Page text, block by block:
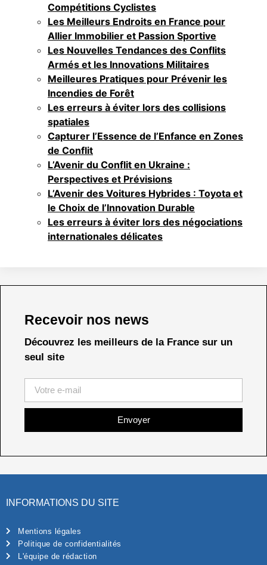
Compétitions Cyclistes
Les Meilleurs Endroits en France pour
Allier Immobilier et Passion Sportive
Les Nouvelles Tendances des Conflits
Armés et les Innovations Militaires
Meilleures Pratiques pour Prévenir les
Incendies de Forêt
Les erreurs à éviter lors des collisions
spatiales
Capturer l’Essence de l’Enfance en Zones
de Conflit
L’Avenir du Conflit en Ukraine :
Perspectives et Prévisions
L’Avenir des Voitures Hybrides : Toyota et
le Choix de l’Innovation Durable
Les erreurs à éviter lors des négociations
internationales délicates
Recevoir nos news
Découvrez les meilleurs de la France sur un
seul site
Envoyer
INFORMATIONS DU SITE
Mentions légales
Politique de confidentialités
L'équipe de rédaction